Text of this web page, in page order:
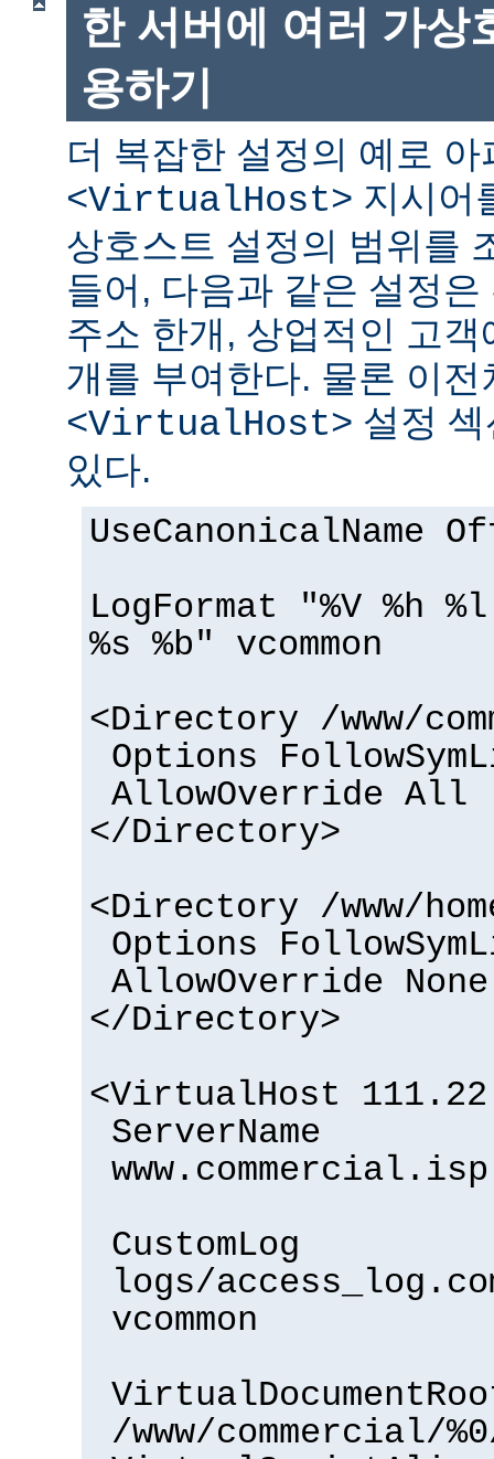
한 서버에 여러 가상
용하기
더 복잡한 설정의 예로
<VirtualHost> 지시어
상호스트 설정의 범위를
들어, 다음과 같은 설정
주소 한개, 상업적인 고
개를 부여한다. 물론 이전
<VirtualHost> 설정
있다.
UseCanonicalName
LogFormat "%V %h
%s %b" vcommon
<Directory /www/
Options
AllowOverride All
</Directory>
<Directory /www/
Options
AllowOverride None
</Directory>
<VirtualHost
ServerName
CustomLog
logs/
vcommon
/www/commercial/